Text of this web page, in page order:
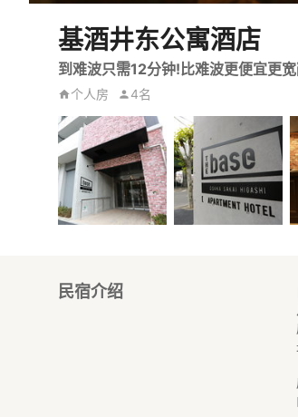
基酒井东公寓酒店
到难波只需12分钟!比难波更便宜更
个人房 4名
民宿介绍